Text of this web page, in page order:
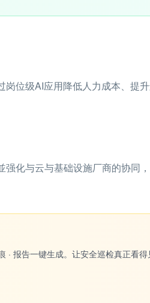
位级AI应用降低人力成本、提
化与云与基础设施厂商的协同
· 报告一键生成。让安全巡检真正看得